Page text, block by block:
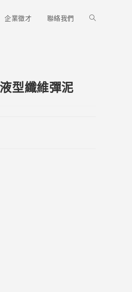
企業徵才 聯絡我們 Toggle
型纖維彈泥